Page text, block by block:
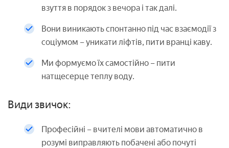
взуття в порядок з вечора і так далі.
Вони виникають спонтанно під час взаємодії з
соціумом – уникати ліфтів, пити вранці каву.
Ми формуємо їх самостійно – пити
натщесерце теплу воду.
Види звичок:
Професійні – вчителі мови автоматично в
розумі виправляють побачені або почуті